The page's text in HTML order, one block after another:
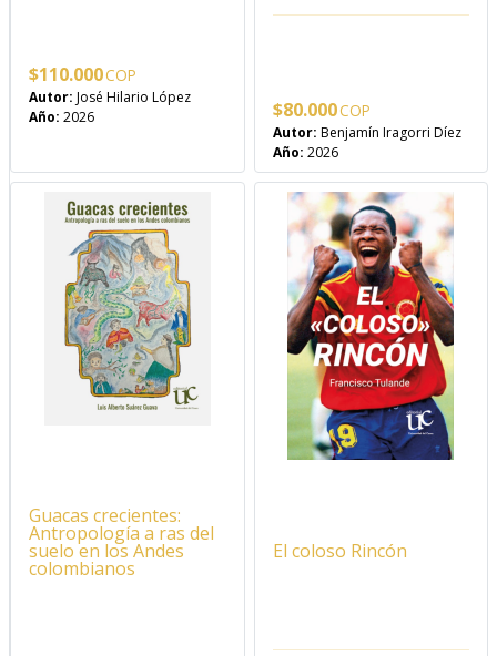
$110.000
Autor: José Hilario López
Año: 2026 $80.000
Autor: Benjamín Iragorri Díez
Año: 2026
Guacas crecientes:
Antropología a ras del
suelo en los Andes
colombianos
El coloso Rincón